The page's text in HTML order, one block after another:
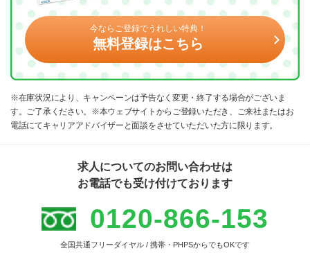
今ならご登録でうれしい特典！
無料登録はこちら
※在庫状況により、キャンペーンは予告なく変更・終了する場合がございま
す。ご了承ください。※本ウェブサイトからご登録いただき、ご来社またはお
電話にてキャリアアドバイザーと面談をさせていただいた方に限ります。
求人についてのお問い合わせは
お電話でも受け付けております
0120-866-153
全国共通フリーダイヤル / 携帯・PHPSからでもOKです